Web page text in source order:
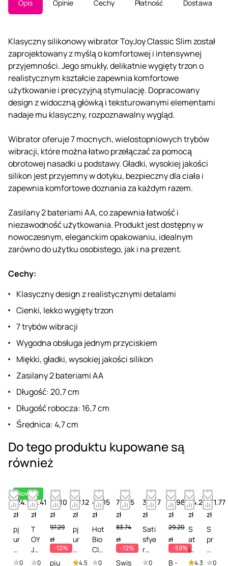
Opis Opinie Cechy Płatność Dostawa
Klasyczny silikonowy wibrator ToyJoy Classic Slim został
zaprojektowany z myślą o komfortowej i intensywnej
przyjemności. Jego smukły, delikatnie wygięty trzon o
realistycznym kształcie zapewnia komfortowe
użytkowanie i precyzyjną stymulację. Dopracowany
design z widoczną główką i teksturowanymi elementami
nadaje mu klasyczny, rozpoznawalny wygląd.
Wibrator oferuje 7 mocnych, wielostopniowych trybów
wibracji, które można łatwo przełączać za pomocą
obrotowej nasadki u podstawy. Gładki, wysokiej jakości
silikon jest przyjemny w dotyku, bezpieczny dla ciała i
zapewnia komfortowe doznania za każdym razem.
Zasilany 2 bateriami AA, co zapewnia łatwość i
niezawodność użytkowania. Produkt jest dostępny w
nowoczesnym, eleganckim opakowaniu, idealnym
zarówno do użytku osobistego, jak i na prezent.
Cechy:
Klasyczny design z realistycznymi detalami
Cienki, lekko wygięty trzon
7 trybów wibracji
Wygodna obsługa jednym przyciskiem
Miękki, gładki, wysokiej jakości silikon
Zasilany 2 bateriami AA
Długość: 20,7 cm
Długość robocza: 16,7 cm
Średnica: 4,7 cm
Do tego produktu kupowane są
również
Nowość
124.87
zł
pj
ur
C
ul0
41.41
zł
T
OY
JO
Y 0
86.10
zł
97.29
zł
-12%
pju
58.12
zł
pj
ur
M
ed4.5
47.05
zł
Hot
Bio
Cle
ane
0
73.65
zł
83.74
zł
-12%
Swis
35.67
zł
Sati
sfye
r
Gen
0
11.98
zł
29.20
zł
-59%
B -
44.28
zł
S
at
isf
ye4.3
131.77
zł
S
pr
ay
cz0